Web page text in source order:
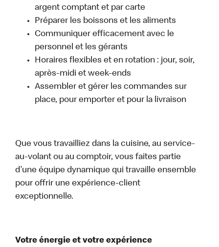
argent comptant et par carte
Préparer les boissons et les aliments
Communiquer efficacement avec le
personnel et les gérants
Horaires flexibles et en rotation : jour, soir,
après-midi et week-ends
Assembler et gérer les commandes sur
place, pour emporter et pour la livraison
Que vous travailliez dans la cuisine, au service-
au-volant ou au comptoir, vous faites partie
d’une équipe dynamique qui travaille ensemble
pour offrir une expérience-client
exceptionnelle.
Votre énergie et votre expérience